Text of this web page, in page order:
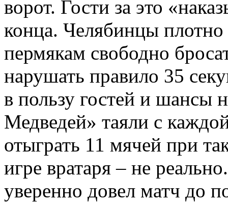
ворот. Гости за это
конца. Челябинцы плотно
пермякам свободно
нарушать правило 35
в пользу гостей и шансы
Медведей» таяли с
отыграть 11 мячей при
игре вратаря – не
уверенно довел матч до